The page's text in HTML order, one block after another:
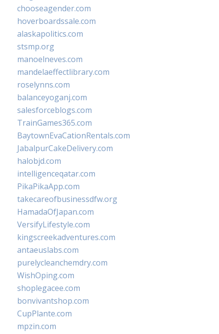
chooseagender.com
hoverboardssale.com
alaskapolitics.com
stsmp.org
manoelneves.com
mandelaeffectlibrary.com
roselynns.com
balanceyoganj.com
salesforceblogs.com
TrainGames365.com
BaytownEvaCationRentals.com
JabalpurCakeDelivery.com
halobjd.com
intelligenceqatar.com
PikaPikaApp.com
takecareofbusinessdfw.org
HamadaOfJapan.com
VersifyLifestyle.com
kingscreekadventures.com
antaeuslabs.com
purelycleanchemdry.com
WishOping.com
shoplegacee.com
bonvivantshop.com
CupPlante.com
mpzin.com